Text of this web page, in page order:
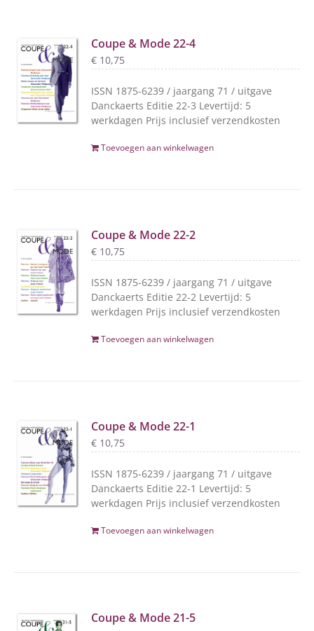
Coupe & Mode 22-4
€ 10,75
ISSN 1875-6239 / jaargang 71 / uitgave
Danckaerts Editie 22-3 Levertijd: 5
werkdagen Prijs inclusief verzendkosten
Toevoegen aan winkelwagen
Coupe & Mode 22-2
€ 10,75
ISSN 1875-6239 / jaargang 71 / uitgave
Danckaerts Editie 22-2 Levertijd: 5
werkdagen Prijs inclusief verzendkosten
Toevoegen aan winkelwagen
Coupe & Mode 22-1
€ 10,75
ISSN 1875-6239 / jaargang 71 / uitgave
Danckaerts Editie 22-1 Levertijd: 5
werkdagen Prijs inclusief verzendkosten
Toevoegen aan winkelwagen
Coupe & Mode 21-5